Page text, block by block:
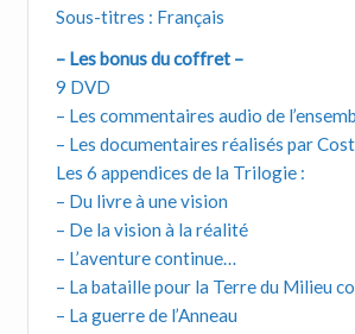
Sous-titres : Français
– Les bonus du coffret –
9 DVD
– Les commentaires audio de
– Les documentaires réalisés par
Les 6 appendices de la Trilogie :
– Du livre à une vision
– De la vision à la réalité
– L’aventure continue…
– La bataille pour la Terre du Milieu
– La guerre de l’Anneau